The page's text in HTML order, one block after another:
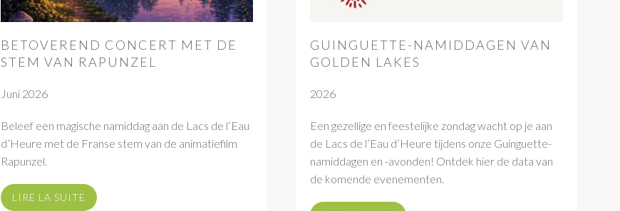
BETOVEREND CONCERT MET DE
STEM VAN RAPUNZEL
Juni 2026
Beleef een magische namiddag aan de Lacs de l’Eau
d’Heure met de Franse stem van de animatiefilm
Rapunzel.
LIRE LA SUITE
GUINGUETTE-NAMIDDAGEN VAN
GOLDEN LAKES
2026
Een gezellige en feestelijke zondag wacht op je aan
de Lacs de l’Eau d’Heure tijdens onze Guinguette-
namiddagen en -avonden! Ontdek hier de data van
de komende evenementen.